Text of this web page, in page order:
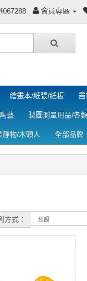
會員專區
繪畫本/紙張/紙板 畫
藝 製圖測量用品/各
靜物/木頭人 全部品牌
方式：